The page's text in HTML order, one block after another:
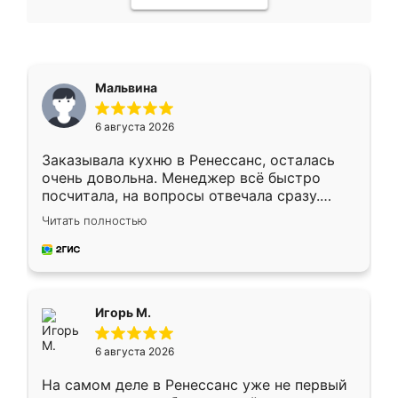
Мальвина
6 августа 2026
Заказывала кухню в Ренессанс, осталась
очень довольна. Менеджер всё быстро
посчитала, на вопросы отвечала сразу.
Замерщик приехал в субботу, подошёл к
делу со всей ответственностью. Собрали
за день, ребята работали аккуратно, даже
Читать полностью
Игорь М.
6 августа 2026
На самом деле в Ренессанс уже не первый